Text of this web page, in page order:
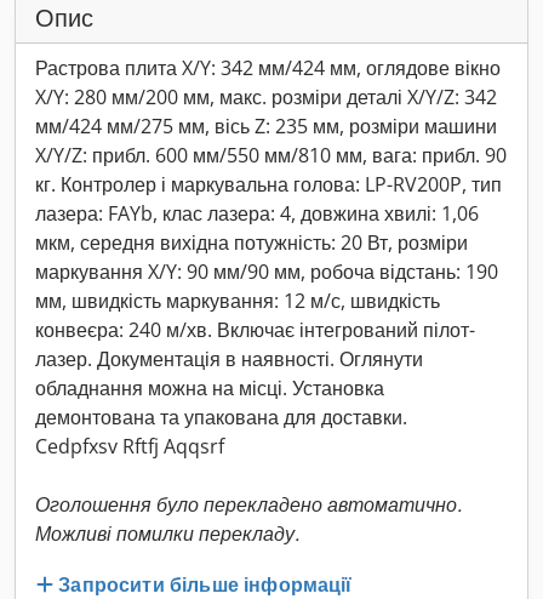
Опис
Растрова плита X/Y: 342 мм/424 мм, оглядове вікно
X/Y: 280 мм/200 мм, макс. розміри деталі X/Y/Z: 342
мм/424 мм/275 мм, вісь Z: 235 мм, розміри машини
X/Y/Z: прибл. 600 мм/550 мм/810 мм, вага: прибл. 90
кг. Контролер і маркувальна голова: LP-RV200P, тип
лазера: FAYb, клас лазера: 4, довжина хвилі: 1,06
мкм, середня вихідна потужність: 20 Вт, розміри
маркування X/Y: 90 мм/90 мм, робоча відстань: 190
мм, швидкість маркування: 12 м/с, швидкість
конвеєра: 240 м/хв. Включає інтегрований пілот-
лазер. Документація в наявності. Оглянути
обладнання можна на місці. Установка
демонтована та упакована для доставки.
Cedpfxsv Rftfj Aqqsrf
Оголошення було перекладено автоматично.
Можливі помилки перекладу.
Запросити більше інформації